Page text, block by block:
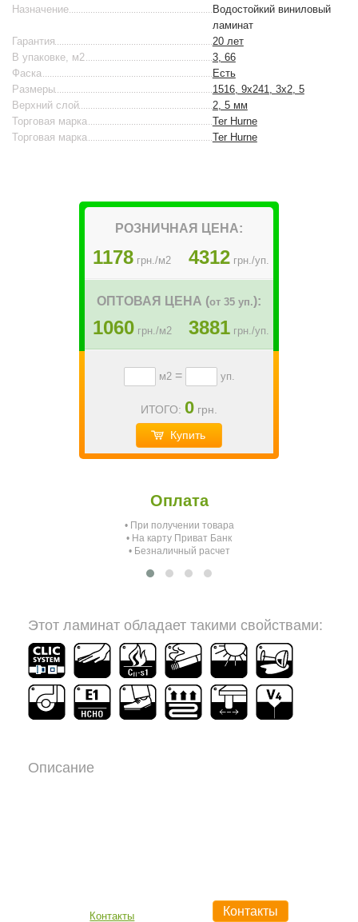
Водостойкий виниловый
ламинат
Назначение
20 лет
Гарантия
3, 66
В упаковке, м2
Есть
Фаска
1516, 9x241, 3x2, 5
Размеры
2, 5 мм
Верхний слой
Ter Hurne
Торговая марка
Ter Hurne
Торговая марка
РОЗНИЧНАЯ ЦЕНА:
1178 грн./м2 4312 грн./уп.
ОПТОВАЯ ЦЕНА (от 35 уп.):
1060 грн./м2 3881 грн./уп.
м2= уп.
ИТОГО: 0 грн.
Купить
Оплата
• При получении товара
• На карту Приват Банк
• Безналичный расчет
Этот ламинат обладает такими свойствами:
Описание
Контакты
Контакты